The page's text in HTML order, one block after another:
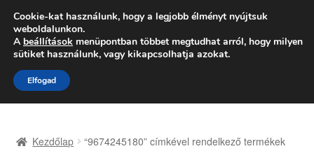
SZÁLLÍTÁS 2618 Ft-tól
Hétfő-Péntek 9:00–16:0006 80 088 054
Ugrás
a
navigációhoz
Kilépés
a
tartalomba
Adatvédelmi irányelvek
Kezdőlap “9674245180” címkével rendelkező termékek
Cookie-kat használunk, hogy a legjobb élményt nyújtsuk
weboldalunkon.
A beállítások menüpontban többet megtudhat arról, hogy milyen
sütiket használunk, vagy kikapcsolhatja azokat.
Elfogad